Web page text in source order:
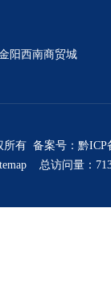
阳西南商贸城
有 备案号： 黔ICP
总访问量：